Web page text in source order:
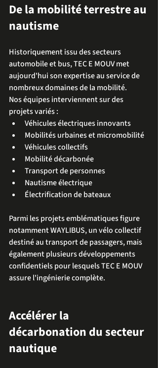
De la mobilité terrestre au
nautisme
Historiquement issu des secteurs
automobile et bus, TEC E MOUV met
aujourd'hui son expertise au service de
nombreux domaines de la mobilité.
Nos équipes interviennent sur des
projets variés :
Véhicules électriques innovants
Mobilités urbaines et micromobilité
Véhicules collectifs
Mobilité décarbonée
Transport de personnes
Nautisme électrique
Électrification de bateaux
Parmi les projets emblématiques figure
notamment WAYLIBUS, un vélo collectif
destiné au transport de passagers, mais
également plusieurs développements
confidentiels pour lesquels TEC E MOUV
assure l'ingénierie complète.
Accélérer la
décarbonation du secteur
nautique